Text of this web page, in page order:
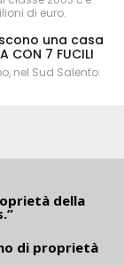
di euro.
una casa
7 FUCILI
nel Sud Salento:
della
di proprietà